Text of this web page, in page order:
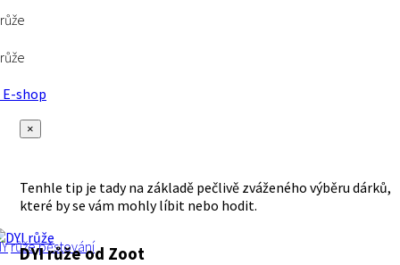
shop
×
Tenhle tip je tady na základě pečlivě zváženého výběru dárků,
které by se vám mohly líbit nebo hodit.
růžepěstování
DYI růžeod Zoot